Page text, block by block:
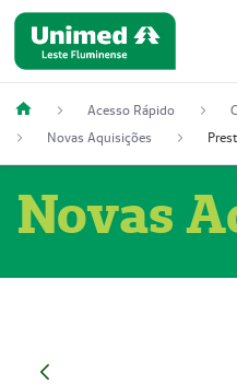
Acesso Rápido
Novas Aquisições
Novas